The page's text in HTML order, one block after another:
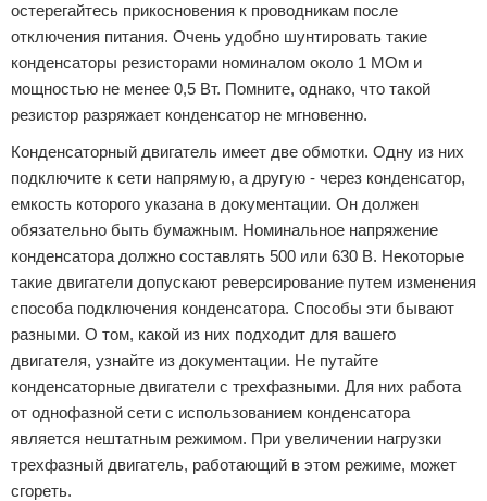
остерегайтесь прикосновения к проводникам после
отключения питания. Очень удобно шунтировать такие
конденсаторы резисторами номиналом около 1 МОм и
мощностью не менее 0,5 Вт. Помните, однако, что такой
резистор разряжает конденсатор не мгновенно.
Конденсаторный двигатель имеет две обмотки. Одну из них
подключите к сети напрямую, а другую - через конденсатор,
емкость которого указана в документации. Он должен
обязательно быть бумажным. Номинальное напряжение
конденсатора должно составлять 500 или 630 В. Некоторые
такие двигатели допускают реверсирование путем изменения
способа подключения конденсатора. Способы эти бывают
разными. О том, какой из них подходит для вашего
двигателя, узнайте из документации. Не путайте
конденсаторные двигатели с трехфазными. Для них работа
от однофазной сети с использованием конденсатора
является нештатным режимом. При увеличении нагрузки
трехфазный двигатель, работающий в этом режиме, может
сгореть.